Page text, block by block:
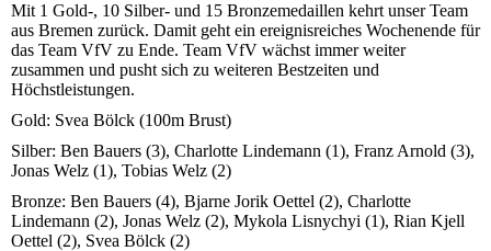
Mit 1 Gold-, 10 Silber- und 15 Bronzemedaillen kehrt unser Team
aus Bremen zurück. Damit geht ein ereignisreiches Wochenende für
das Team VfV zu Ende. Team VfV wächst immer weiter
zusammen und pusht sich zu weiteren Bestzeiten und
Höchstleistungen.
Gold: Svea Bölck (100m Brust)
Silber: Ben Bauers (3), Charlotte Lindemann (1), Franz Arnold (3),
Jonas Welz (1), Tobias Welz (2)
Bronze: Ben Bauers (4), Bjarne Jorik Oettel (2), Charlotte
Lindemann (2), Jonas Welz (2), Mykola Lisnychyi (1), Rian Kjell
Oettel (2), Svea Bölck (2)